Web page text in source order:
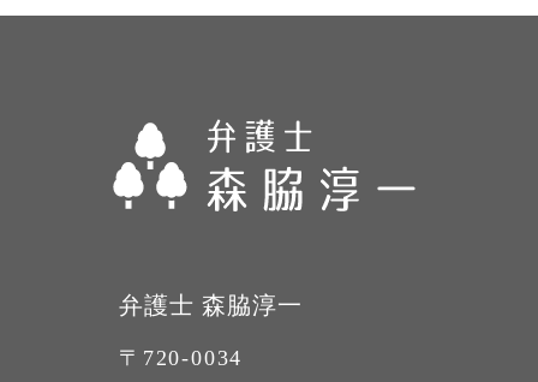
弁護士 森脇淳一
〒720-0034